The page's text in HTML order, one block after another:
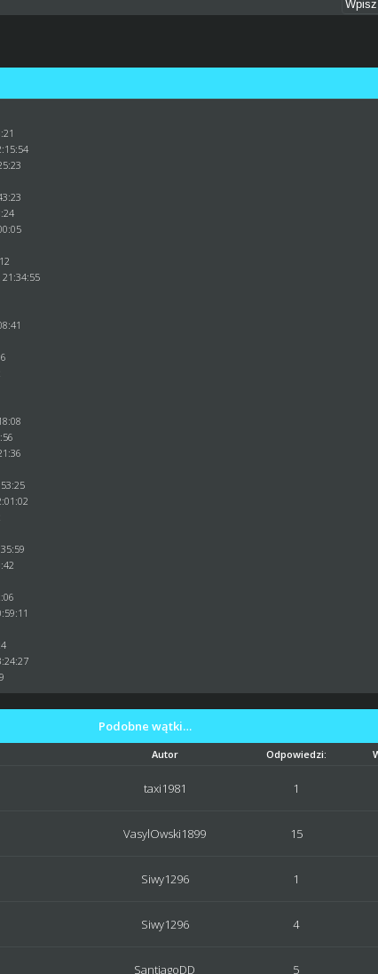
Podobne wątki…
Autor Odpowiedzi:
taxi1981 1
VasylOwski1899 15
Siwy1296 1
Siwy1296 4
SantiagoDD 5